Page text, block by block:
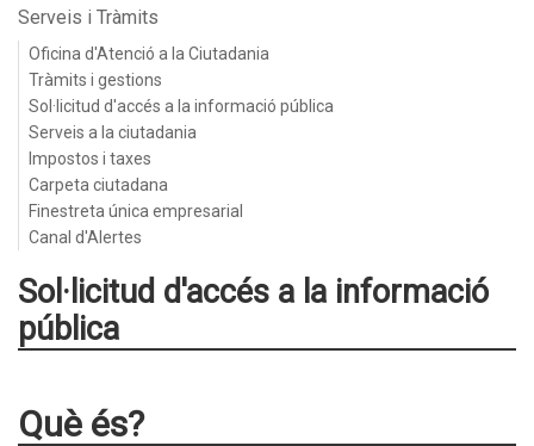
Serveis i Tràmits
Oficina d'Atenció a la Ciutadania
Tràmits i gestions
Sol·licitud d'accés a la informació pública
Serveis a la ciutadania
Impostos i taxes
Carpeta ciutadana
Finestreta única empresarial
Canal d'Alertes
Sol·licitud d'accés a la informació
pública
Què és?